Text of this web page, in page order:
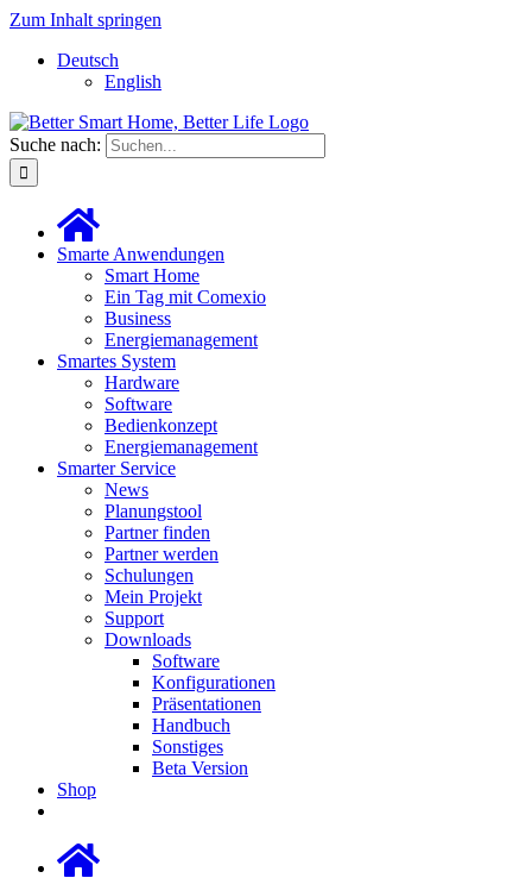
Zum Inhalt springen
Deutsch
English
Suche nach:
Smarte Anwendungen
Smart Home
Ein Tag mit Comexio
Business
Energiemanagement
Smartes System
Hardware
Software
Bedienkonzept
Energiemanagement
Smarter Service
News
Planungstool
Partner finden
Partner werden
Schulungen
Mein Projekt
Support
Downloads
Software
Konfigurationen
Präsentationen
Handbuch
Sonstiges
Beta Version
Shop